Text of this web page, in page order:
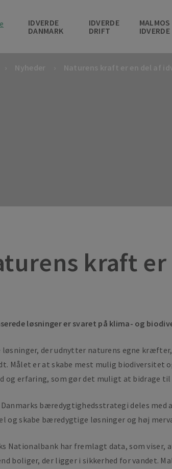
IDVERDE
DANMARK
IDVERDE
DRIFT
IDVERDE
kraft
løsninger er svaret på klima- og
løsninger, der udnytter naturens egne
Målet er at skabe mest mulig biodiversitet
og erfaring, som gør det muligt at bidrage til
Danmarks bæredygtighedsstrategi deles
og skabe bæredygtige løsninger og høj
Nationalbank har fremlagt data, som viser,
boliger, der ligger i sikkerhed for vandet.